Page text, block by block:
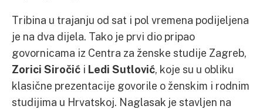
Tribina u trajanju od sat i pol vremena podijeljena
je na dva dijela. Tako je prvi dio pripao
govornicama iz Centra za ženske studije Zagreb,
Zorici Siročić i Ledi Sutlović, koje su u obliku
klasične prezentacije govorile o ženskim i rodnim
studijima u Hrvatskoj. Naglasak je stavljen na